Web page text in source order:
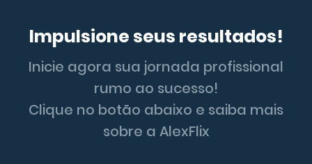
Impulsione seus resultados!
Inicie agora sua jornada profissional
rumo ao sucesso!
Clique no botão abaixo e saiba mais
sobre a AlexFlix